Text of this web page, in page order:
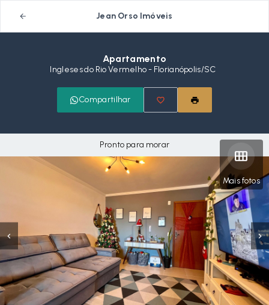
Jean Orso Imóveis
Apartamento
Ingleses do Rio Vermelho - Florianópolis/SC
Compartilhar
Mais fotos
Pronto para morar